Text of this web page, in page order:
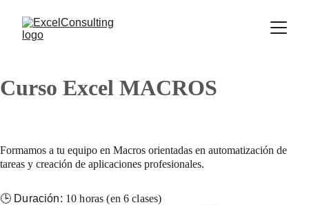
Curso Excel MACROS
Formamos a tu equipo en Macros orientadas en automatización de
tareas y creación de aplicaciones profesionales.
🕒 Duración: 10 horas (en 6 clases)